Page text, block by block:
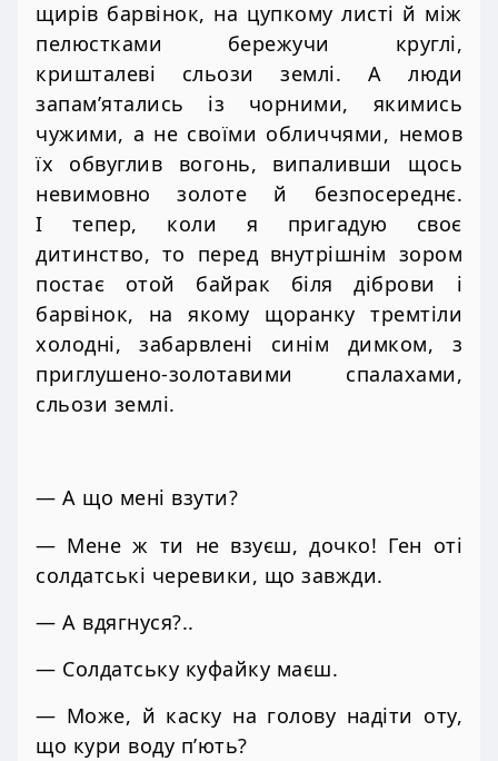
щирів барвінок, на цупкому листі й між
пелюстками бережучи круглі,
кришталеві сльози землі. А люди
запам’ятались із чорними, якимись
чужими, а не своїми обличчями, немов
їх обвуглив вогонь, випаливши щось
невимовно золоте й безпосереднє.
І тепер, коли я пригадую своє
дитинство, то перед внутрішнім зором
постає отой байрак біля діброви і
барвінок, на якому щоранку тремтіли
холодні, забарвлені синім димком, з
приглушено-золотавими спалахами,
сльози землі.
— А що мені взути?
— Мене ж ти не взуєш, дочко! Ген оті
солдатські черевики, що завжди.
— А вдягнуся?..
— Солдатську куфайку маєш.
— Може, й каску на голову надіти оту,
що кури воду п’ють?